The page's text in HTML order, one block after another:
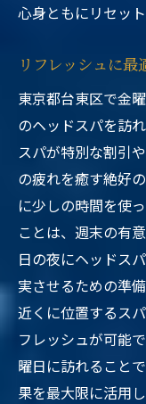
心身ともにリセッ
リフレッシュに
東京都台東区で金
のヘッドスパを訪
スパが特別な割引
の疲れを癒す絶好
に少しの時間を使
ことは、週末の有
日の夜にヘッドス
実させるための準
近くに位置するス
フレッシュが可能
曜日に訪れること
果を最大限に活用